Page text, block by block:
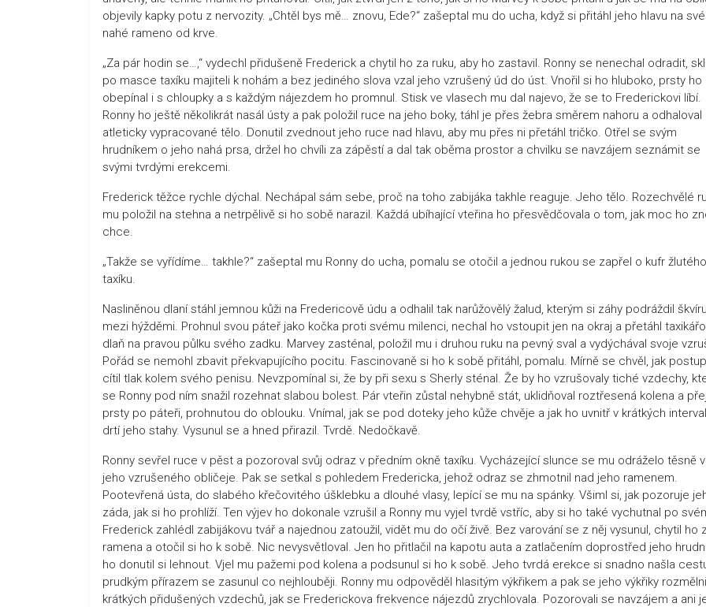
objevily kapky potu z nervozity. „Chtěl bys mě… znovu, Ede?“ zašeptal mu do ucha, když si přitáhl jeho hlavu na své
nahé rameno od krve.
„Za pár hodin se…,“ vydechl přidušeně Frederick a chytil ho za ruku, aby ho zastavil. Ronny se nenechal odradit,
po masce taxíku majiteli k nohám a bez jediného slova vzal jeho vzrušený úd do úst. Vnořil si ho hluboko, prsty ho
obepínal i s chloupky a s každým nájezdem ho promnul. Stisk ve vlasech mu dal najevo, že se to Frederickovi líbí.
Ronny ho ještě několikrát nasál ústy a pak položil ruce na jeho boky, táhl je přes žebra směrem nahoru a odhaloval
atleticky vypracované tělo. Donutil zvednout jeho ruce nad hlavu, aby mu přes ni přetáhl tričko. Otřel se svým
hrudníkem o jeho nahá prsa, držel ho chvíli za zápěstí a dal tak oběma prostor a chvilku se navzájem seznámit se
svými tvrdými erekcemi.
Frederick těžce rychle dýchal. Nechápal sám sebe, proč na toho zabijáka takhle reaguje. Jeho tělo. Rozechvělé
mu položil na stehna a netrpělivě si ho sobě narazil. Každá ubíhající vteřina ho přesvědčovala o tom, jak moc ho
chce.
„Takže se vyřídíme… takhle?“ zašeptal mu Ronny do ucha, pomalu se otočil a jednou rukou se zapřel o kufr žlutého
taxíku.
Nasliněnou dlaní stáhl jemnou kůži na Fredericově údu a odhalil tak narůžovělý žalud, kterým si záhy podráždil škvíru
mezi hýžděmi. Prohnul svou páteř jako kočka proti svému milenci, nechal ho vstoupit jen na okraj a přetáhl
dlaň na pravou půlku svého zadku. Marvey zasténal, položil mu i druhou ruku na pevný sval a vydýchával svoje
Pořád se nemohl zbavit překvapujícího pocitu. Fascinovaně si ho k sobě přitáhl, pomalu. Mírně se chvěl, jak
cítil tlak kolem svého penisu. Nevzpomínal si, že by při sexu s Sherly sténal. Že by ho vzrušovaly tiché vzdechy,
se Ronny pod ním snažil rozehnat slabou bolest. Pár vteřin zůstal nehybně stát, uklidňoval roztřesená kolena a
prsty po páteři, prohnutou do oblouku. Vnímal, jak se pod doteky jeho kůže chvěje a jak ho uvnitř v krátkých
drtí jeho stahy. Vysunul se a hned přirazil. Tvrdě. Nedočkavě.
Ronny sevřel ruce v pěst a pozoroval svůj odraz v předním okně taxíku. Vycházející slunce se mu odráželo těsně
jeho vzrušeného obličeje. Pak se setkal s pohledem Fredericka, jehož odraz se zhmotnil nad jeho ramenem.
Pootevřená ústa, do slabého křečovitého úšklebku a dlouhé vlasy, lepící se mu na spánky. Všiml si, jak pozoruje
záda, jak si ho prohlíží. Ten výjev ho dokonale vzrušil a Ronny mu vyjel tvrdě vstříc, aby si ho také vychutnal po
Frederick zahlédl zabijákovu tvář a najednou zatoužil, vidět mu do očí živě. Bez varování se z něj vysunul, chytil ho
ramena a otočil si ho k sobě. Nic nevysvětloval. Jen ho přitlačil na kapotu auta a zatlačením doprostřed jeho
ho donutil si lehnout. Vjel mu pažemi pod kolena a podsunul si ho k sobě. Jeho tvrdá erekce si snadno našla
prudkým přírazem se zasunul co nejhlouběji. Ronny mu odpověděl hlasitým výkřikem a pak se jeho výkřiky
krátkých přidušených vzdechů, jak se Frederickova frekvence nájezdů zrychlovala. Pozorovali se navzájem a ani